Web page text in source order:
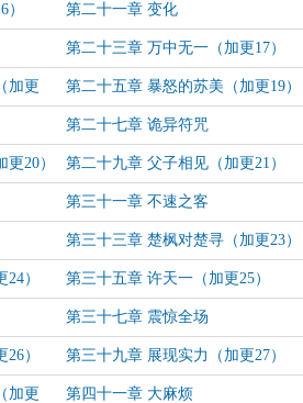
第二十一章 变化
第二十三章 万中无一（加更17）
加更 第二十五章 暴怒的苏美（加更19）
第二十七章 诡异符咒
20） 第二十九章 父子相见（加更21）
第三十一章 不速之客
第三十三章 楚枫对楚寻（加更23）
） 第三十五章 许天一（加更25）
第三十七章 震惊全场
） 第三十九章 展现实力（加更27）
加更 第四十一章 大麻烦